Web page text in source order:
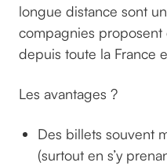
longue distance sont
compagnies proposent
depuis toute la France
Les avantages ?
Des billets souvent
(surtout en s’y